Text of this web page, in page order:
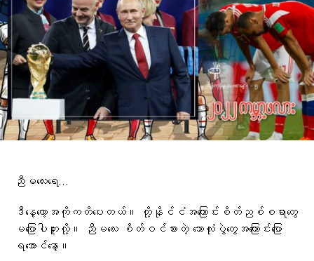
ညီမလေးရေ…
ဒီနေ့တော့အကိုကတိပေးတယ်။ တို့နိုင်ငံအကြောင်းစိတ်ညစ်စရာတွေ
မပြောပါဘူးလို့။ ညီမလေး စိတ်ဝင်စားတဲ့ ဘောလုံးပွဲတွေအကြောင်းပြော
ရအောင်နော့။